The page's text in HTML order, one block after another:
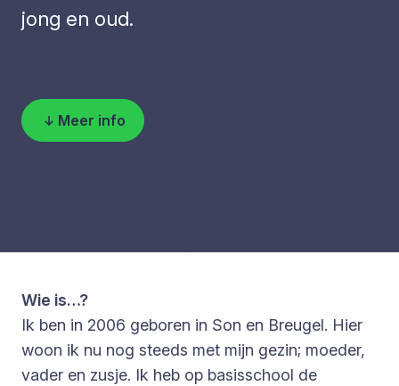
jong en oud.
Meer info
Wie is…?
Ik ben in 2006 geboren in Son en Breugel. Hier
woon ik nu nog steeds met mijn gezin; moeder,
vader en zusje. Ik heb op basisschool de